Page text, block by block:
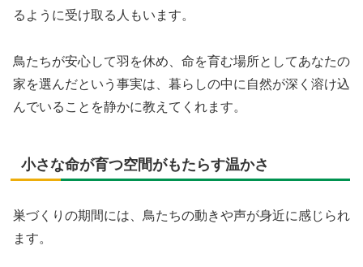
るように受け取る人もいます。
鳥たちが安心して羽を休め、命を育む場所としてあなたの
家を選んだという事実は、暮らしの中に自然が深く溶け込
んでいることを静かに教えてくれます。
小さな命が育つ空間がもたらす温かさ
巣づくりの期間には、鳥たちの動きや声が身近に感じられ
ます。